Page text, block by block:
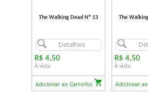
The Walking Dead Nº 13
Detalhes
R$ 4,50
À vista
Adicionar ao Carrinho
The
R$ 4,50
À vista
Adicionar